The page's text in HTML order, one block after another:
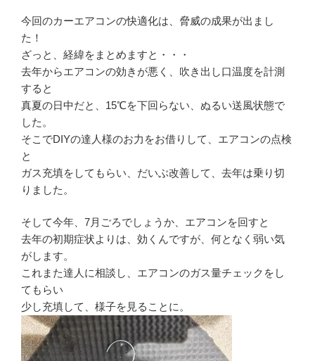
今回のカーエアコンの快適化は、脅威の成果が出まし
た！
ざっと、経緯をまとめますと・・・
去年からエアコンの効きが悪く、吹き出し口温度を計測
すると
真夏の日中だと、15℃を下回らない、ぬるい送風状態で
した。
そこでDIYの達人様のお力をお借りして、エアコンの点検
と
ガス充填をしてもらい、だいぶ改善して、去年は乗り切
りました。
そして今年、7月ごろでしょうか、エアコンを回すと
去年の初期症状よりは、効くんですが、何となく弱い気
がします。
これまた達人に相談し、エアコンのガス量チェックをし
てもらい
少し充填して、様子を見ることに。